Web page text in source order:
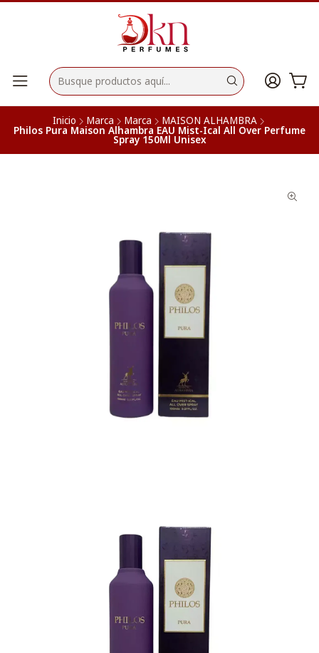
Inicio Marca Marca MAISON ALHAMBRA
Philos Pura Maison Alhambra EAU Mist-Ical All Over Perfume
Spray 150Ml Unisex